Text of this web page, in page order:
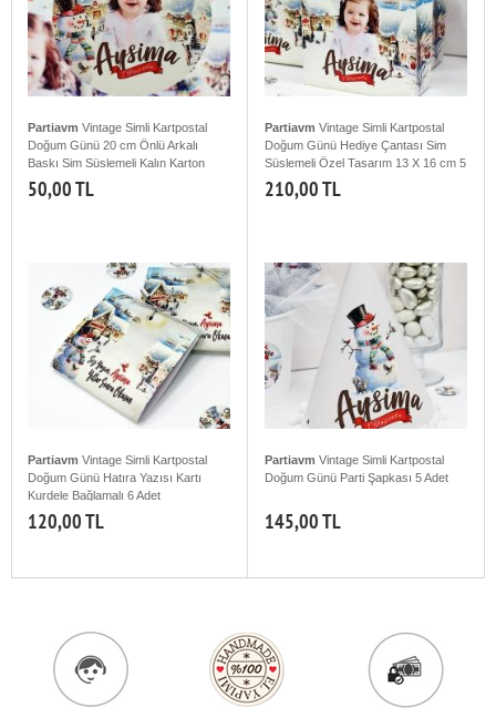
Partiavm Vintage Simli Kartpostal
Doğum Günü 20 cm Önlü Arkalı
Baskı Sim Süslemeli Kalın Karton
Misinalı Asma Süs
50,00 TL
Partiavm Vintage Simli Kartpostal
Doğum Günü Hediye Çantası Sim
Süslemeli Özel Tasarım 13 X 16 cm 5
Adet
210,00 TL
Partiavm Vintage Simli Kartpostal
Doğum Günü Hatıra Yazısı Kartı
Kurdele Bağlamalı 6 Adet
120,00 TL
Partiavm Vintage Simli Kartpostal
Doğum Günü Parti Şapkası 5 Adet
145,00 TL